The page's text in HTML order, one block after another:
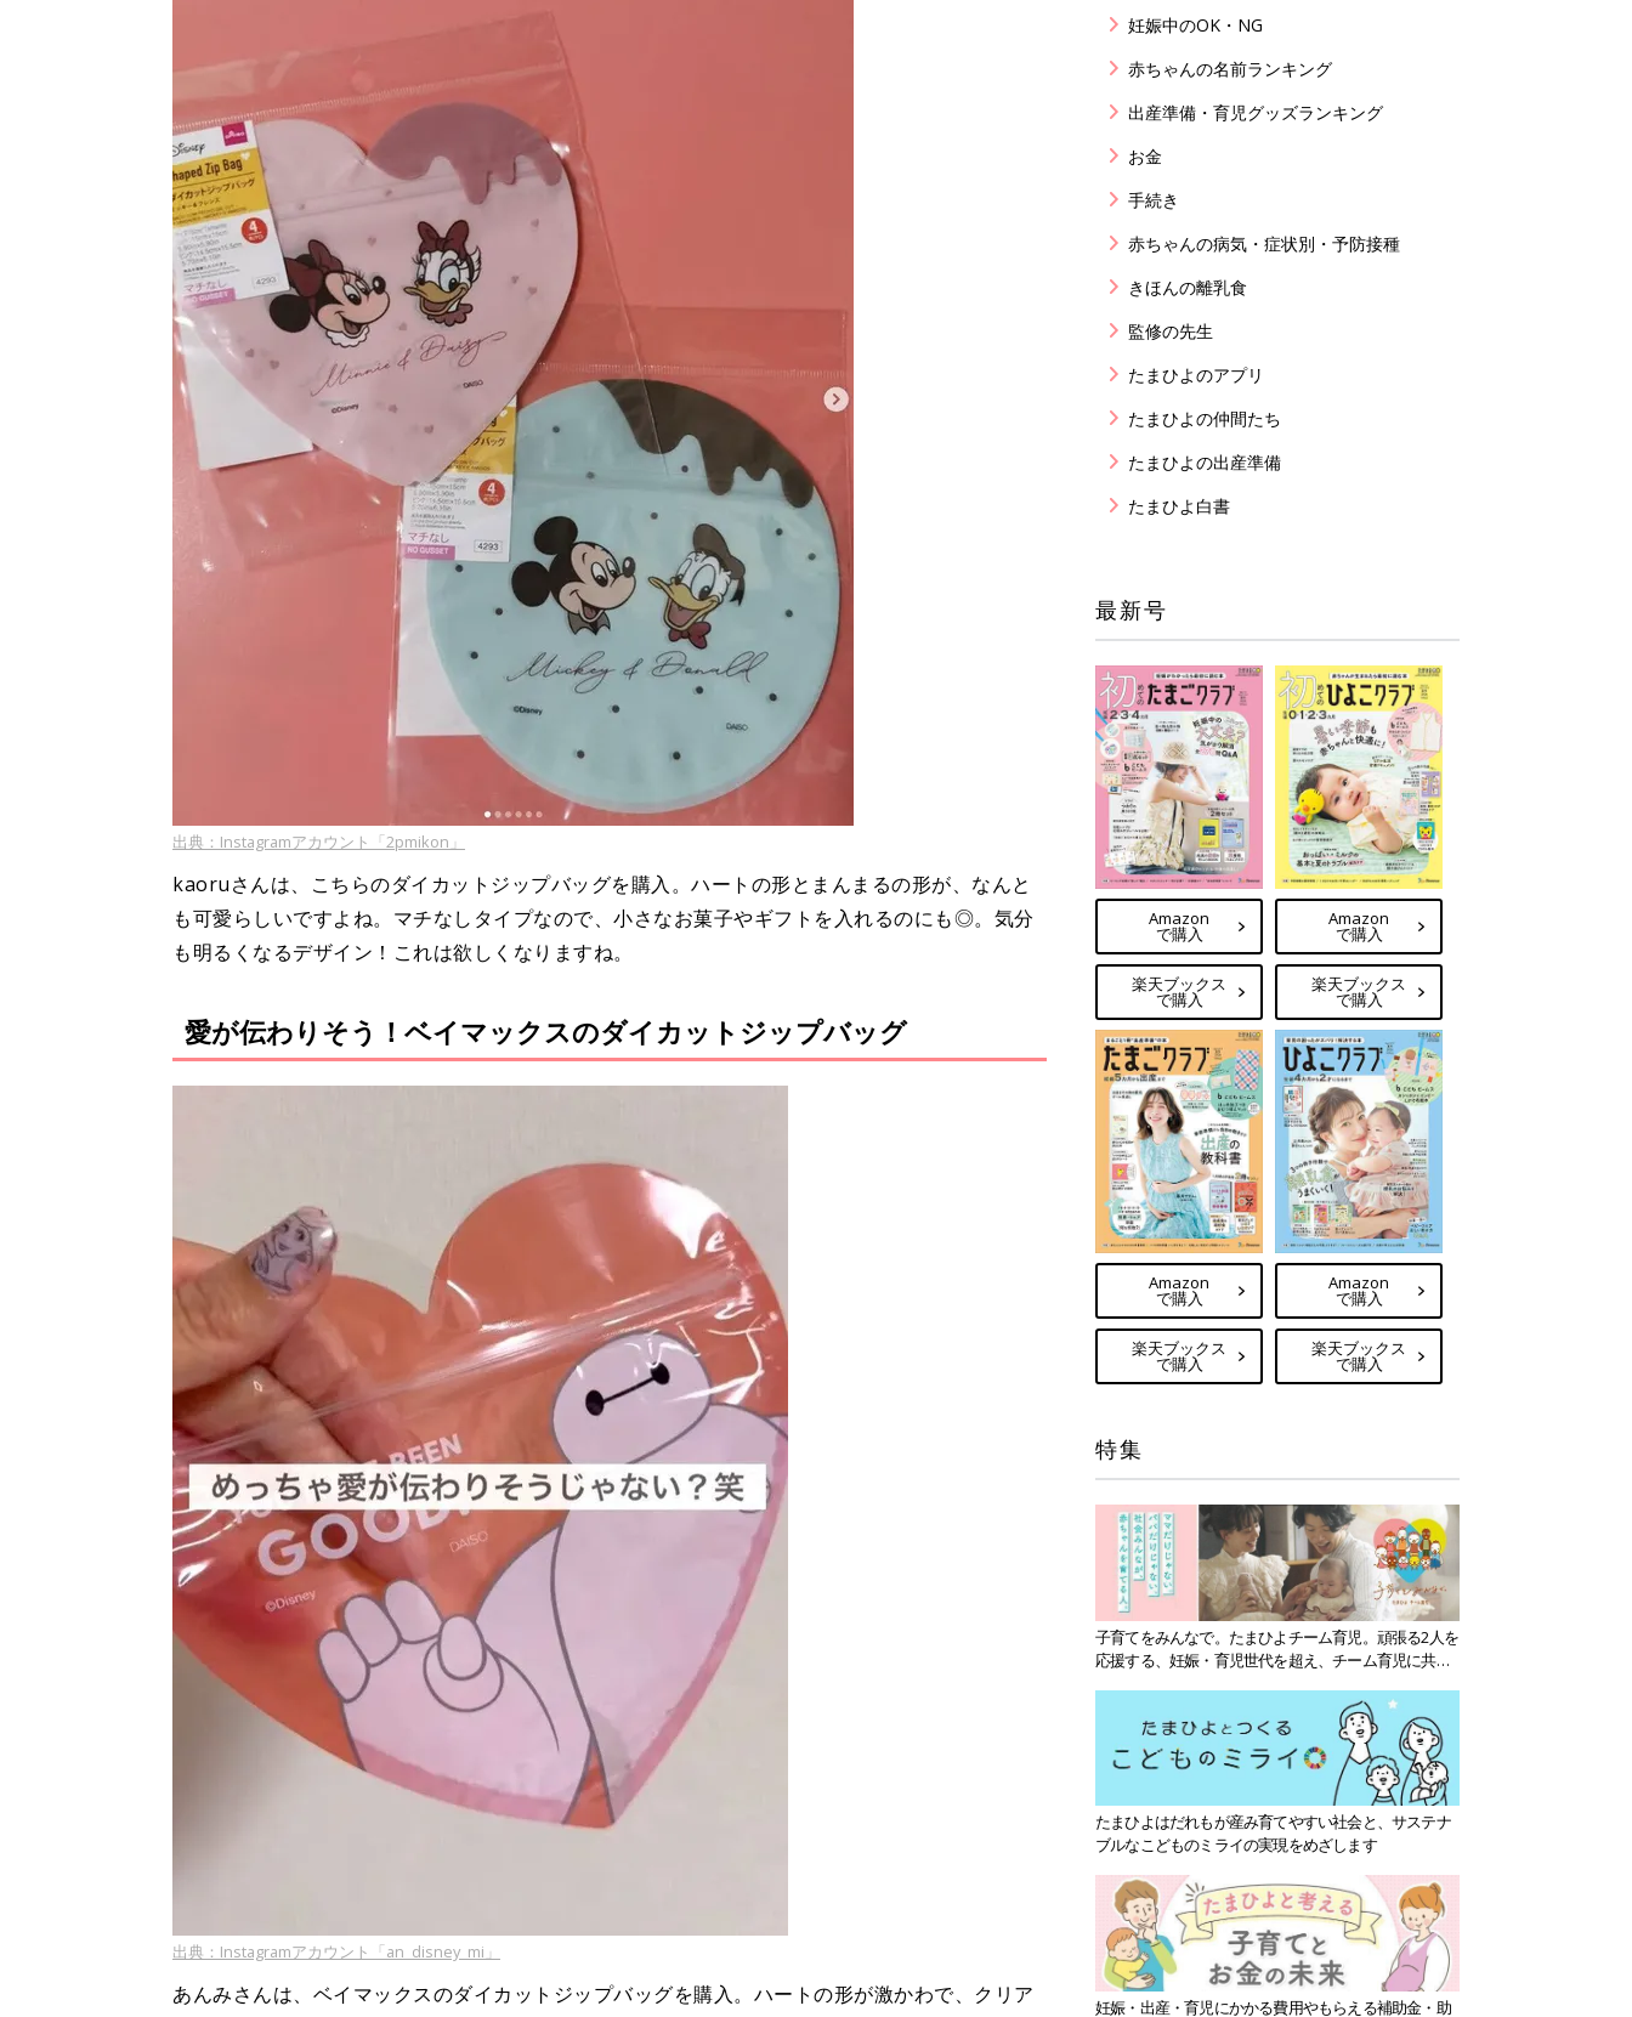
出典：Instagramアカウント「2pmikon」
kaoruさんは、こちらのダイカットジップバッグを購入。ハートの形とまんまるの形が、なんと
も可愛らしいですよね。マチなしタイプなので、小さなお菓子やギフトを入れるのにも◎。気分
も明るくなるデザイン！これは欲しくなりますね。
愛が伝わりそう！ベイマックスのダイカットジップバッグ
出典：Instagramアカウント「an_disney_mi」
あんみさんは、ベイマックスのダイカットジップバッグを購入。ハートの形が激かわで、クリア
妊娠中のOK・NG
赤ちゃんの名前ランキング
出産準備・育児グッズランキング
お金
手続き
赤ちゃんの病気・症状別・予防接種
きほんの離乳食
監修の先生
たまひよのアプリ
たまひよの仲間たち
たまひよの出産準備
たまひよ白書
最新号
Amazon
で購入
楽天ブックス
で購入
Amazon
で購入
楽天ブックス
で購入
Amazon
で購入
楽天ブックス
で購入
Amazon
で購入
楽天ブックス
で購入
特集
子育てをみんなで。たまひよチーム育児。頑張る2人を
応援する、妊娠・育児世代を超え、チーム育児に共感
たまひよはだれもが産み育てやすい社会と、サステナ
ブルなこどものミライの実現をめざします
妊娠・出産・育児にかかる費用やもらえる補助金・助